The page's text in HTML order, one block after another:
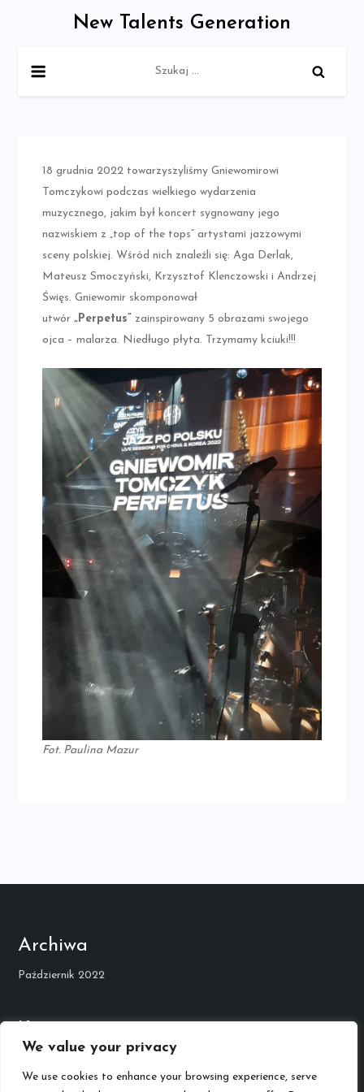
We value your privacy
We use cookies to enhance your browsing experience, serve
New Talents Generation
18 grudnia 2022 towarzyszyliśmy Gniewomirowi
Tomczykowi podczas wielkiego wydarzenia
muzycznego, jakim był koncert sygnowany jego
nazwiskiem z „top of the tops” artystami jazzowymi
sceny polskiej. Wśród nich znaleźli się: Aga Derlak,
Mateusz Smoczyński, Krzysztof Klenczowski i Andrzej
Święs. Gniewomir skomponował
utwór„Perpetus” zainspirowany 5 obrazami swojego
ojca – malarza. Niedługo płyta. Trzymamy kciuki!!!
Fot. Paulina Mazur
Archiwa
Październik 2022
Kariera Muzyczna